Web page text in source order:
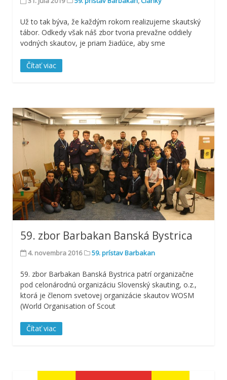
Už to tak býva, že každým rokom realizujeme skautský
tábor. Odkedy však náš zbor tvoria prevažne oddiely
vodných skautov, je priam žiadúce, aby sme
Čítať viac
59. zbor Barbakan Banská Bystrica
4. novembra 2016 59. prístav Barbakan
59. zbor Barbakan Banská Bystrica patrí organizačne
pod celonárodnú organizáciu Slovenský skauting, o.z.,
ktorá je členom svetovej organizácie skautov WOSM
(World Organisation of Scout
Čítať viac